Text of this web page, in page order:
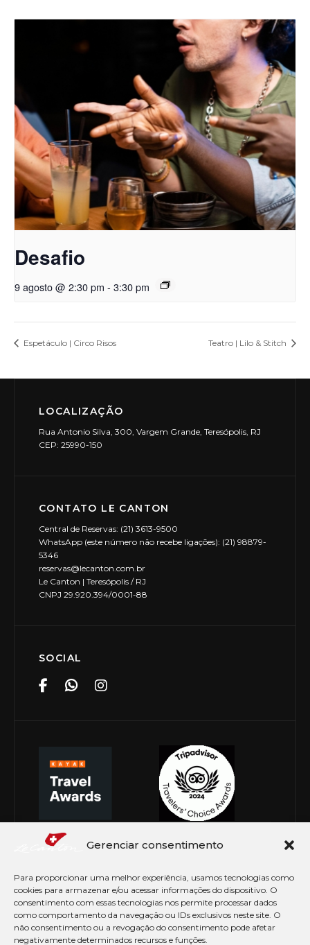
Gerenciar consentimento
Para proporcionar uma melhor experiência, usamos tecnologias como
cookies para armazenar e/ou acessar informações do dispositivo. O
consentimento com essas tecnologias nos permite processar dados
como comportamento da navegação ou IDs exclusivos neste site. O
não consentimento ou a revogação do consentimento pode afetar
negativamente determinados recursos e funções.
Desafio
9 agosto @ 2:30 pm - 3:30 pm
Espetáculo | Circo Risos Teatro | Lilo & Stitch
LOCALIZAÇÃO
Rua Antonio Silva, 300, Vargem Grande, Teresópolis, RJ
CEP: 25990-150
CONTATO LE CANTON
Central de Reservas: (21) 3613-9500
WhatsApp (este número não recebe ligações): (21) 98879-
5346
reservas@lecanton.com.br
Le Canton | Teresópolis / RJ
CNPJ 29.920.394/0001-88
SOCIAL
© Copyright 2026 Le Canton. Todos os direitos